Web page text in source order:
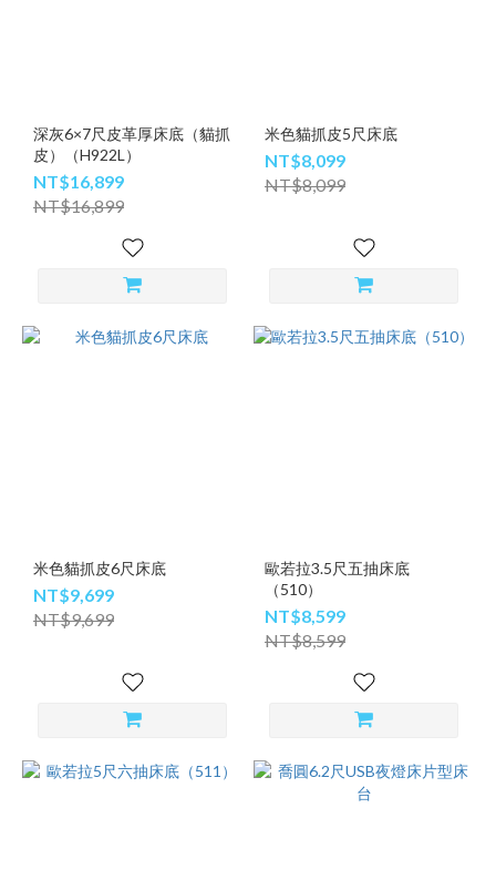
深灰6×7尺皮革厚床底（貓抓
皮）（H922L）
NT$16,899
NT$16,899
米色貓抓皮5尺床底
NT$8,099
NT$8,099
米色貓抓皮6尺床底
NT$9,699
NT$9,699
歐若拉3.5尺五抽床底
（510）
NT$8,599
NT$8,599